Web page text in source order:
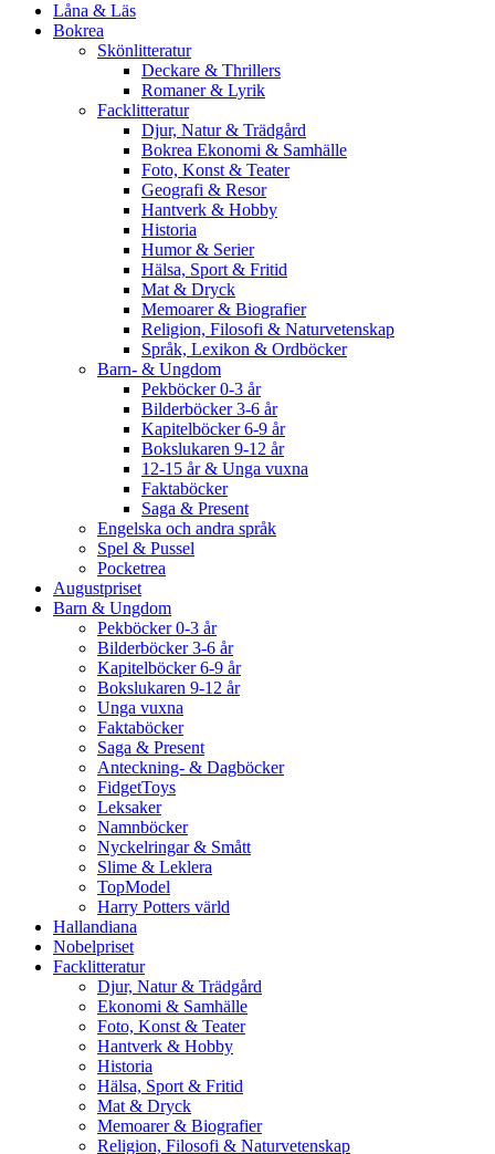
Låna & Läs
Bokrea
Skönlitteratur
Deckare & Thrillers
Romaner & Lyrik
Facklitteratur
Djur, Natur & Trädgård
Bokrea Ekonomi & Samhälle
Foto, Konst & Teater
Geografi & Resor
Hantverk & Hobby
Historia
Humor & Serier
Hälsa, Sport & Fritid
Mat & Dryck
Memoarer & Biografier
Religion, Filosofi & Naturvetenskap
Språk, Lexikon & Ordböcker
Barn- & Ungdom
Pekböcker 0-3 år
Bilderböcker 3-6 år
Kapitelböcker 6-9 år
Bokslukaren 9-12 år
12-15 år & Unga vuxna
Faktaböcker
Saga & Present
Engelska och andra språk
Spel & Pussel
Pocketrea
Augustpriset
Barn & Ungdom
Pekböcker 0-3 år
Bilderböcker 3-6 år
Kapitelböcker 6-9 år
Bokslukaren 9-12 år
Unga vuxna
Faktaböcker
Saga & Present
Anteckning- & Dagböcker
FidgetToys
Leksaker
Namnböcker
Nyckelringar & Smått
Slime & Leklera
TopModel
Harry Potters värld
Hallandiana
Nobelpriset
Facklitteratur
Djur, Natur & Trädgård
Ekonomi & Samhälle
Foto, Konst & Teater
Hantverk & Hobby
Historia
Hälsa, Sport & Fritid
Mat & Dryck
Memoarer & Biografier
Religion, Filosofi & Naturvetenskap